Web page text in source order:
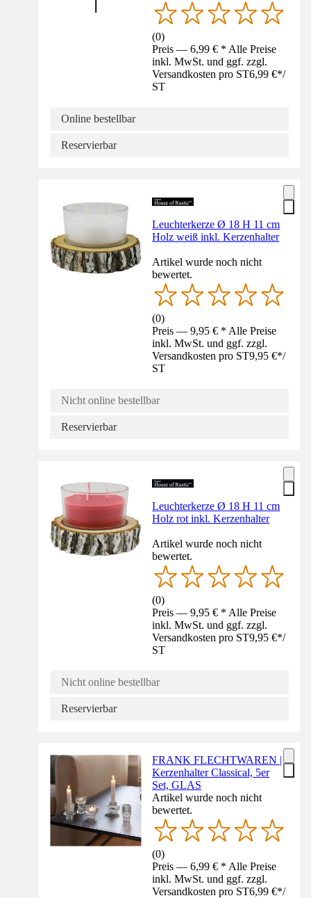
(0)
Preis — 6,99 € * Alle Preise
inkl. MwSt. und ggf. zzgl.
Versandkosten pro ST6,99 €*/
ST
Online bestellbar
Reservierbar
Leuchterkerze Ø 18 H 11 cm
Holz weiß inkl. Kerzenhalter
Artikel wurde noch nicht
bewertet.
(0)
Preis — 9,95 € * Alle Preise
inkl. MwSt. und ggf. zzgl.
Versandkosten pro ST9,95 €*/
ST
Nicht online bestellbar
Reservierbar
Leuchterkerze Ø 18 H 11 cm
Holz rot inkl. Kerzenhalter
Artikel wurde noch nicht
bewertet.
(0)
Preis — 9,95 € * Alle Preise
inkl. MwSt. und ggf. zzgl.
Versandkosten pro ST9,95 €*/
ST
Nicht online bestellbar
Reservierbar
FRANK FLECHTWAREN |
Kerzenhalter Classical, 5er
Set, GLAS
Artikel wurde noch nicht
bewertet.
(0)
Preis — 6,99 € * Alle Preise
inkl. MwSt. und ggf. zzgl.
Versandkosten pro ST6,99 €*/